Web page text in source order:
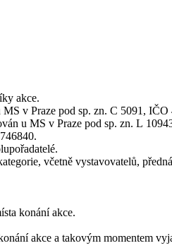
akce.
v Praze pod sp. zn. C 5091,
u MS v Praze pod sp. zn. L
včetně vystavovatelů,
konání akce.
akce a takovým momentem